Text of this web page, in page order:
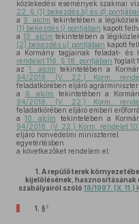
közlekedési események szakmai
22. § (1) bekezdés b) és d)
a 9. alcím tekintetében a
(1) bekezdés l) pontjában kapott
a 10. alcím tekintetében a
(2) bekezdés u) pontjában kapott
a Kormány tagjainak feladat- és
rendelet 116. § 18. pontjában foglalt
az1. alcím tekintetében a
94/2018. (V. 22.) Korm.
feladatkörében eljáró
a
6. alcím
tekintetében a
94/2018. (V. 22.) Korm.
feladatkörében eljáró emberi
a10. alcím
tekintetében a
94/2018. (V. 22.) Korm. rendelet
eljáró honvédelmi miniszterrel
egyetértésben
a következőket rendelem el:
1. A repülőterek
kijelölésének, hasznosításának
szabályairól szóló 18/1997. (X.
1. §2